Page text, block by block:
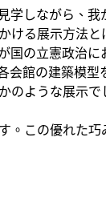
学しながら、
ける展示方法
の立憲政治
会館の建築模
のような展示
。この優れた